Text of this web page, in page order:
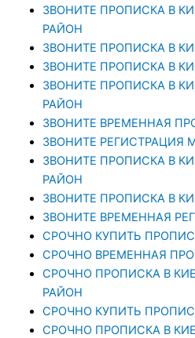
ЗВОНИТЕ ПРОПИСКА В
РАЙОН
ЗВОНИТЕ ПРОПИСКА В
ЗВОНИТЕ ПРОПИСКА В
ЗВОНИТЕ ПРОПИСКА В
РАЙОН
ЗВОНИТЕ ВРЕМЕННАЯ
ЗВОНИТЕ РЕГИСТРАЦИЯ
ЗВОНИТЕ ПРОПИСКА В
РАЙОН
ЗВОНИТЕ ПРОПИСКА В
ЗВОНИТЕ ВРЕМЕННАЯ
СРОЧНО КУПИТЬ
СРОЧНО ВРЕМЕННАЯ
СРОЧНО ПРОПИСКА В
РАЙОН
СРОЧНО КУПИТЬ
CРОЧНО ПРОПИСКА В